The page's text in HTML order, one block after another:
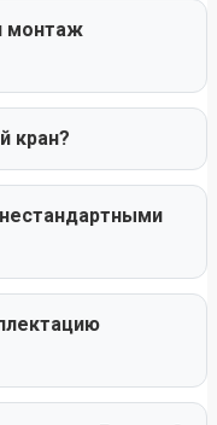
монтаж
кран?